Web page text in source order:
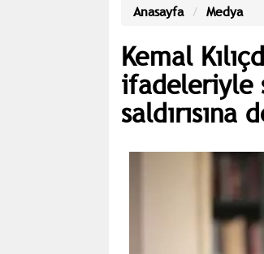
Anasayfa Medya
Kemal
ifadeleriyle
saldırısına